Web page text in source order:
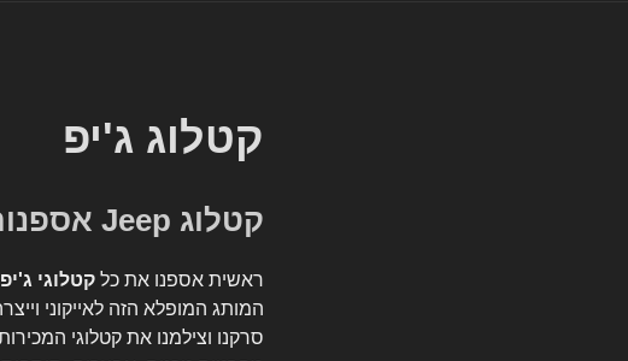
קטלוג ג'יפ
קטלוג Jeep אספנות
ראשית אספנו את כל קטלוגי ג'יפ
המותג המופלא הזה לאייקוני
סרקנו וצילמנו את קטלוגי